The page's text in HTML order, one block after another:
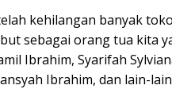
kehilangan banyak
sebagai orang tua kita
Ibrahim, Syarifah
Ibrahim, dan lain-